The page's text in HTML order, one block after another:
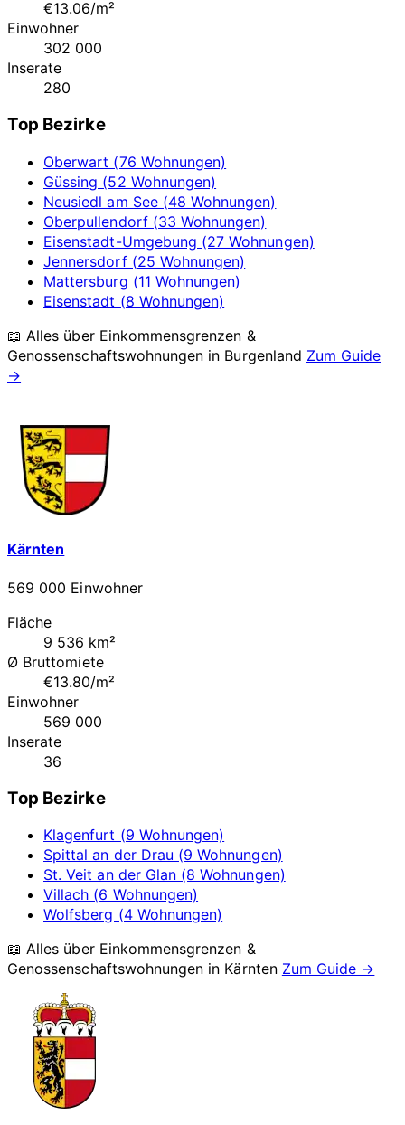
€13.06/m²
Einwohner
302 000
Inserate
280
Top Bezirke
Oberwart (76 Wohnungen)
Güssing (52 Wohnungen)
Neusiedl am See (48 Wohnungen)
Oberpullendorf (33 Wohnungen)
Eisenstadt-Umgebung (27 Wohnungen)
Jennersdorf (25 Wohnungen)
Mattersburg (11 Wohnungen)
Eisenstadt (8 Wohnungen)
📖 Alles über Einkommensgrenzen &
Genossenschaftswohnungen in Burgenland Zum Guide
→
Kärnten
569 000 Einwohner
Fläche
9 536 km²
Ø Bruttomiete
€13.80/m²
Einwohner
569 000
Inserate
36
Top Bezirke
Klagenfurt (9 Wohnungen)
Spittal an der Drau (9 Wohnungen)
St. Veit an der Glan (8 Wohnungen)
Villach (6 Wohnungen)
Wolfsberg (4 Wohnungen)
📖 Alles über Einkommensgrenzen &
Genossenschaftswohnungen in Kärnten Zum Guide →